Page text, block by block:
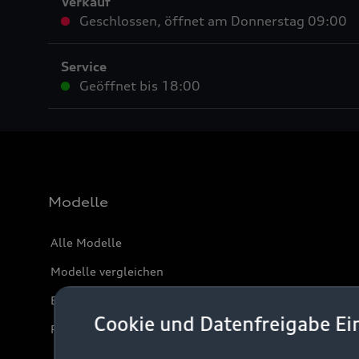
Cookie und Datenfreigabe
Geschlossen, öffnet am Donnerstag 09:00
Service
Geöffnet bis 18:00
Modelle
Alle Modelle
Modelle vergleichen
Elektromodelle
Plug-in-Hybride